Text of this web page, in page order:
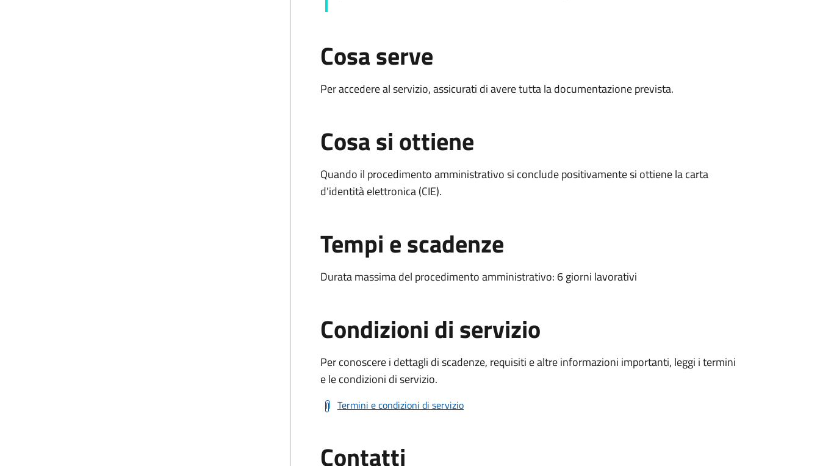
Cosa serve
Per accedere al servizio, assicurati di avere tutta la documentazione prevista.
Cosa si ottiene
Quando il procedimento amministrativo si conclude positivamente si ottiene la carta
d'identità elettronica (CIE).
Tempi e scadenze
Durata massima del procedimento amministrativo: 6 giorni lavorativi
Condizioni di servizio
Per conoscere i dettagli di scadenze, requisiti e altre informazioni importanti, leggi i termini
e le condizioni di servizio.
Termini e condizioni di servizio
Contatti